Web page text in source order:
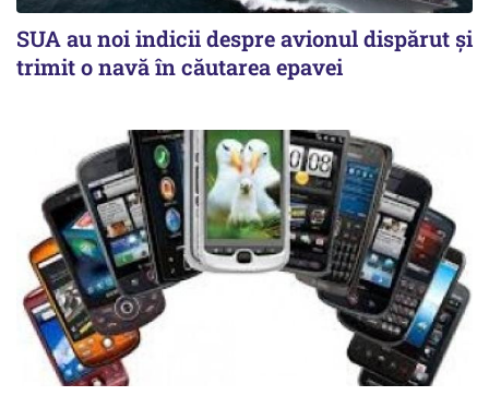
SUA au noi indicii despre avionul dispărut și
trimit o navă în căutarea epavei